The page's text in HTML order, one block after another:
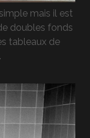
mais il est
doubles fonds
tableaux de